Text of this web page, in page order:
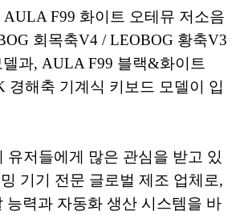
F99 화이트 오테뮤 저소음
회목축V4 / LEOBOG 황축V3
과, AULA F99 블랙&화이트
경해축 기계식 키보드 모델이 입
유저들에게 많은 관심을 받고 있
기기 전문 글로벌 제조 업체로,
능력과 자동화 생산 시스템을 바